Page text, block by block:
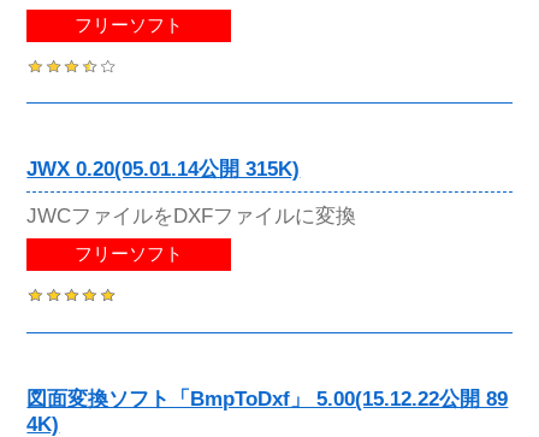
フリーソフト
JWX 0.20(05.01.14公開 315K)
JWCファイルをDXFファイルに変換
フリーソフト
図面変換ソフト「BmpToDxf」 5.00(15.12.22公開 89
4K)